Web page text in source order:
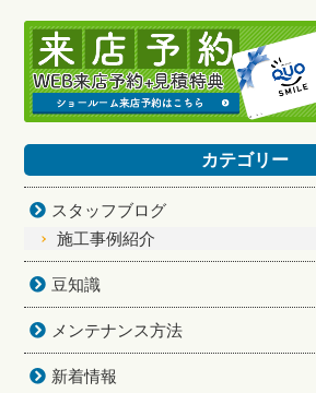
カテゴリー
スタッフブログ
施工事例紹介
豆知識
メンテナンス方法
新着情報